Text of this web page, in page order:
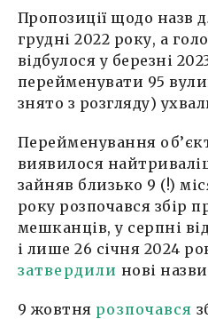
Пропозиції щодо назв
грудні 2022 року, а
відбулося у березні
перейменувати 95
знято з розгляду)
Перейменування
виявилося
зайняв близько 9 (!)
року розпочався збір
мешканців, у серпні
і лише 26 січня 2024
затвердили нові
9 жовтня розпочався